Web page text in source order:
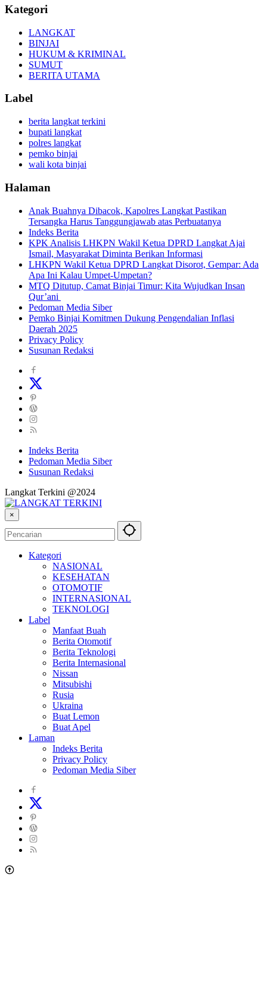
Kategori
LANGKAT
BINJAI
HUKUM & KRIMINAL
SUMUT
BERITA UTAMA
Label
berita langkat terkini
bupati langkat
polres langkat
pemko binjai
wali kota binjai
Halaman
Anak Buahnya Dibacok, Kapolres Langkat Pastikan
Tersangka Harus Tanggungjawab atas Perbuatanya
Indeks Berita
KPK Analisis LHKPN Wakil Ketua DPRD Langkat Ajai
Ismail, Masyarakat Diminta Berikan Informasi
LHKPN Wakil Ketua DPRD Langkat Disorot, Gempar: Ada
Apa Ini Kalau Umpet-Umpetan?
MTQ Ditutup, Camat Binjai Timur: Kita Wujudkan Insan
Qur’ani
Pedoman Media Siber
Pemko Binjai Komitmen Dukung Pengendalian Inflasi
Daerah 2025
Privacy Policy
Susunan Redaksi
Indeks Berita
Pedoman Media Siber
Susunan Redaksi
Langkat Terkini @2024
×
Kategori
NASIONAL
KESEHATAN
OTOMOTIF
INTERNASIONAL
TEKNOLOGI
Label
Manfaat Buah
Berita Otomotif
Berita Teknologi
Berita Internasional
Nissan
Mitsubishi
Rusia
Ukraina
Buat Lemon
Buat Apel
Laman
Indeks Berita
Privacy Policy
Pedoman Media Siber